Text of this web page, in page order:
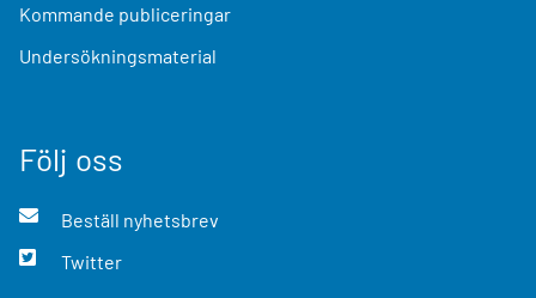
Kommande publiceringar
Undersökningsmaterial
Följ oss
Beställ nyhetsbrev
Twitter